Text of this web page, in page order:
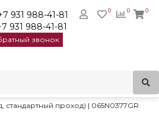
931 988-41-81
931 988-41-81
звонок
0
0 0
арматура
проход) | 065N0377GR